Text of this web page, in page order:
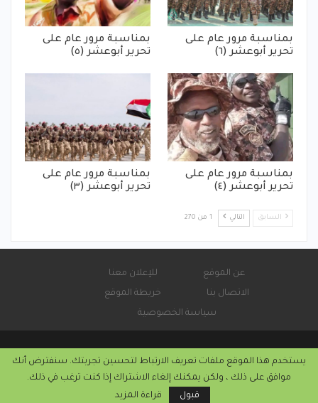
بمناسبة مرور عام على
تحرير أبوعشر (٦)
بمناسبة مرور عام على
تحرير أبوعشر (٥)
بمناسبة مرور عام على
تحرير أبوعشر (٤)
بمناسبة مرور عام على
تحرير أبوعشر (٣)
السابق التالي 1 من 270
عن الموقع
للإعلان معنا
الاتصال بنا
خريطة الموقع
سياسة الخصوصية
© 2026 - صحيفة كورة سودانية الإلكترونية.
التركيب والاستضافة من
يستخدم هذا الموقع ملفات تعريف الارتباط لتحسين تجربتك. سنفترض أنك
موافق على ذلك ، ولكن يمكنك إلغاء الاشتراك إذا كنت ترغب في ذلك.
قبول
قراءة المزيد